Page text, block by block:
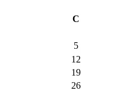
С
5
12
19
26